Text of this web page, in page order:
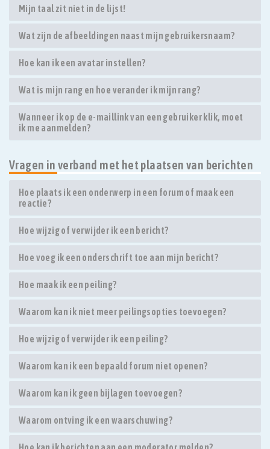
Mijn taal zit niet in de lijst!
Wat zijn de afbeeldingen naast mijn gebruikersnaam?
Hoe kan ik een avatar instellen?
Wat is mijn rang en hoe verander ik mijn rang?
Wanneer ik op de e-maillink van een gebruiker klik, moet
ik me aanmelden?
Vragen in verband met het plaatsen van berichten
Hoe plaats ik een onderwerp in een forum of maak een
reactie?
Hoe wijzig of verwijder ik een bericht?
Hoe voeg ik een onderschrift toe aan mijn bericht?
Hoe maak ik een peiling?
Waarom kan ik niet meer peilingsopties toevoegen?
Hoe wijzig of verwijder ik een peiling?
Waarom kan ik een bepaald forum niet openen?
Waarom kan ik geen bijlagen toevoegen?
Waarom ontving ik een waarschuwing?